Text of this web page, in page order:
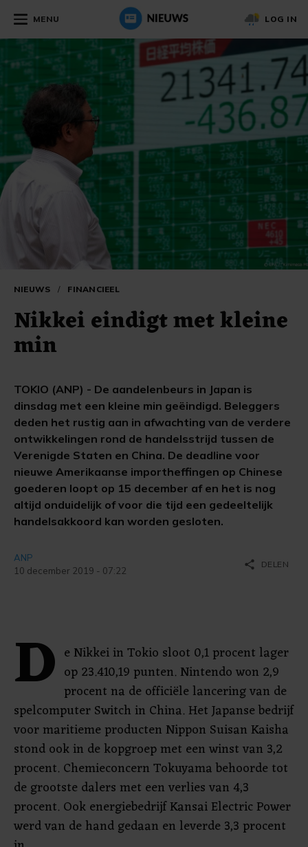
MENU LOG IN
NIEUWS / FINANCIEEL
Nikkei eindigt met kleine
min
TOKIO (ANP) - De aandelenbeurs in Japan is
dinsdag met een kleine min geëindigd. Beleggers
deden het rustig aan in afwachting van de verdere
ontwikkelingen rond de handelsstrijd tussen de
Verenigde Staten en China. De deadline voor
nieuwe Amerikaanse importheffingen op Chinese
goederen loopt op 15 december af en het is nog
altijd onduidelijk of voor die tijd een gedeeltelijk
handelsakkoord kan worden gesloten.
ANP
10 december 2019 - 07:22
share DELEN
D e Nikkei in Tokio sloot 0,1 procent lager
op 23.410,19 punten. Nintendo won 2,9
procent na de officiële lancering van de
spelcomputer Switch in China. Het Japanse bedrijf
voor maritieme producten Nippon Suisan Kaisha
stond ook in de kopgroep met een winst van 3,2
procent. Chemieconcern Tokuyama behoorde tot
de grootste dalers met een verlies van 4,3
procent. Ook energiebedrijf Kansai Electric Power
werd van de hand gedaan en leverde 3,3 procent